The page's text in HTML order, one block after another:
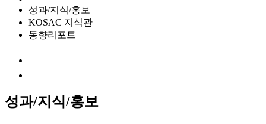
성과/지식/홍보
KOSAC 지식관
동향리포트
성과/지식/홍보